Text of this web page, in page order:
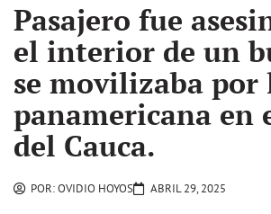
Pasajero fue
el interior de un
se movilizaba por
panamericana en
del Cauca.
POR:OVIDIO HOYOS ABRIL 29, 2025